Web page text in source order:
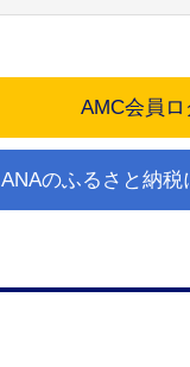
ANAのふるさと納税